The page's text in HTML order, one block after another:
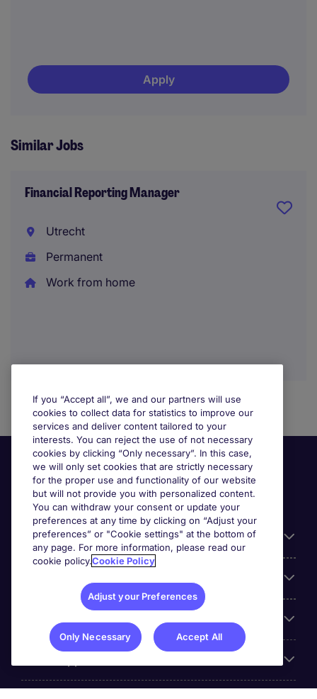
Apply
Similar Jobs
Financial Reporting Manager
Utrecht
Permanent
Work from home
Useful information
Google Rating
If you “Accept all”, we and our partners will use
cookies to collect data for statistics to improve our
services and deliver content tailored to your
interests. You can reject the use of not necessary
cookies by clicking “Only necessary”. In this case,
we will only set cookies that are strictly necessary
for the proper use and functionality of our website
but will not provide you with personalized content.
You can withdraw your consent or update your
preferences at any time by clicking on “Adjust your
preferences” or "Cookie settings" at the bottom of
any page. For more information, please read our
cookie policy.Cookie Policy
Adjust your Preferences
Only Necessary Accept All